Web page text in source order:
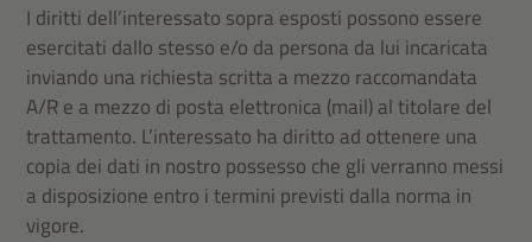
I diritti dell’interessato sopra esposti possono essere
esercitati dallo stesso e/o da persona da lui incaricata
inviando una richiesta scritta a mezzo raccomandata
A/R e a mezzo di posta elettronica (mail) al titolare del
trattamento. L’interessato ha diritto ad ottenere una
copia dei dati in nostro possesso che gli verranno messi
a disposizione entro i termini previsti dalla norma in
vigore.